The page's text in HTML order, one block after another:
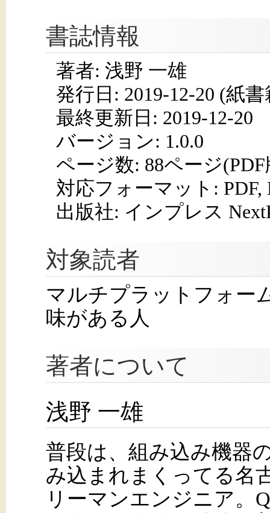
書誌情報
著者: 浅野 一雄
発行日: 2019-12-20 (紙書
最終更新日: 2019-12-20
バージョン: 1.0.0
ページ数: 88ページ
対応フォーマット: PDF,
出版社: インプレス
対象読者
マルチプラットフォー
味がある人
著者について
浅野 一雄
普段は、組み込み機器
み込まれまくってる名
リーマンエンジニア。